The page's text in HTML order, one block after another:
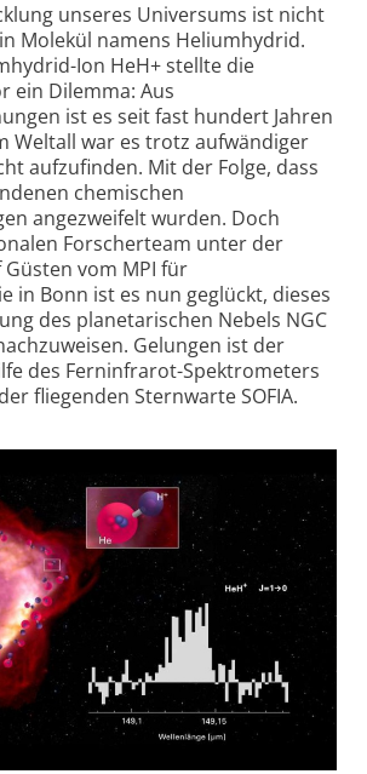
unseres Universums ist nicht
Molekül namens Heliumhydrid.
Ion HeH+ stellte die
ein Dilemma: Aus
ist es seit fast hundert Jahren
Weltall war es trotz aufwändiger
aufzufinden. Mit der Folge, dass
chemischen
angezweifelt wurden. Doch
Forscherteam unter der
vom MPI für
in Bonn ist es nun geglückt, dieses
des planetarischen Nebels NGC
Gelungen ist der
des Ferninfrarot-Spektrometers
fliegenden Sternwarte SOFIA.